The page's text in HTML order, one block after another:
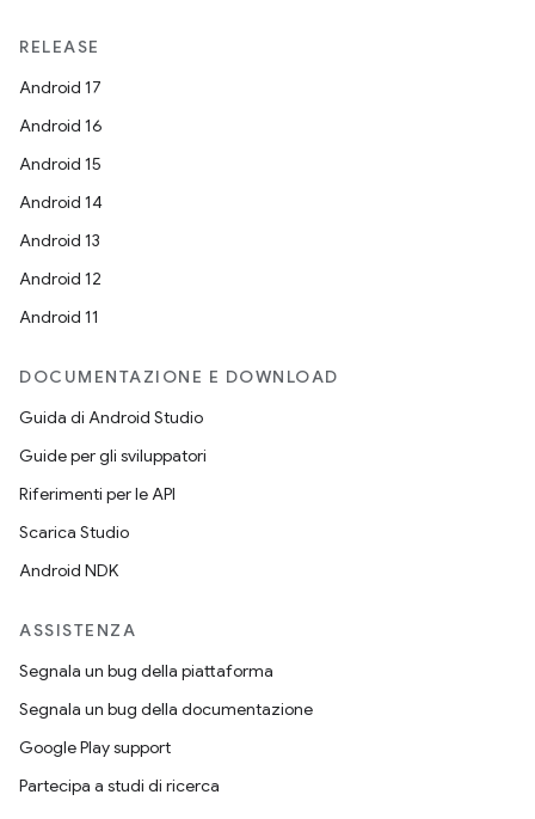
RELEASE
Android 17
Android 16
Android 15
Android 14
Android 13
Android 12
Android 11
DOCUMENTAZIONE E DOWNLOAD
Guida di Android Studio
Guide per gli sviluppatori
Riferimenti per le API
Scarica Studio
Android NDK
ASSISTENZA
Segnala un bug della piattaforma
Segnala un bug della documentazione
Google Play support
Partecipa a studi di ricerca